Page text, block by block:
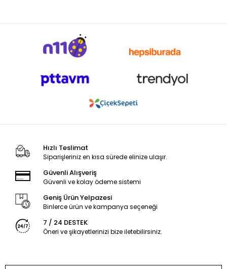
Hızlı Teslimat
Siparişleriniz en kısa sürede elinize ulaşır.
Güvenli Alışveriş
Güvenli ve kolay ödeme sistemi
Geniş Ürün Yelpazesi
Binlerce ürün ve kampanya seçeneği
7 / 24 DESTEK
Öneri ve şikayetlerinizi bize iletebilirsiniz.